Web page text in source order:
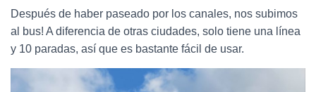
Después de haber paseado por los canales, nos subimos
al bus! A diferencia de otras ciudades, solo tiene una línea
y 10 paradas, así que es bastante fácil de usar.